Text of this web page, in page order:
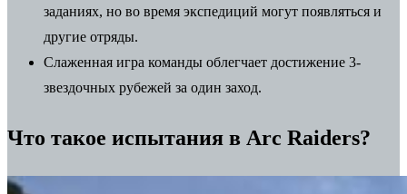
заданиях, но во время экспедиций могут появляться и
другие отряды.
Слаженная игра команды облегчает достижение 3-
звездочных рубежей за один заход.
Что такое испытания в Arc Raiders?